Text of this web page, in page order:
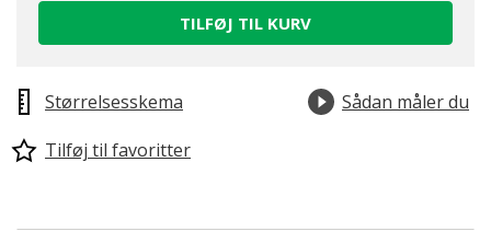
TILFØJ TIL KURV
Størrelsesskema
Sådan måler du
Tilføj til favoritter